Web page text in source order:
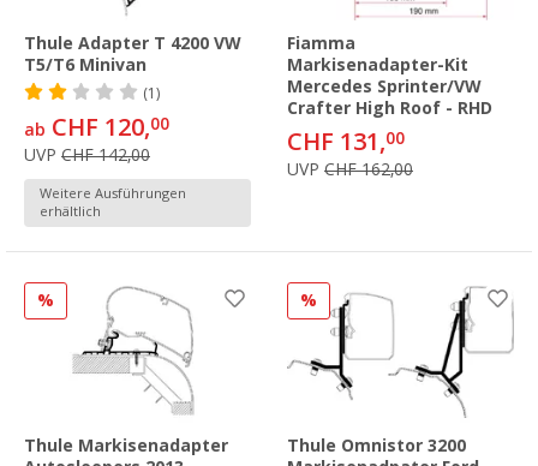
Thule Adapter T 4200 VW
T5/T6 Minivan
(1)
ab CHF 120,00
UVP CHF 142,00
Weitere Ausführungen
erhältlich
Fiamma
Markisenadapter-Kit
Mercedes Sprinter/VW
Crafter High Roof - RHD
CHF 131,00
UVP CHF 162,00
%
Thule Markisenadapter
%
Thule Omnistor 3200